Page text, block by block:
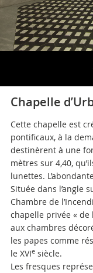
Naviga
Chapelle
Cette chapelle est
pontificaux, à la
destinèrent à une
mètres sur 4,40,
lunettes.
Située dans l’angle
Chambre de
chapelle privée « de
aux chambres
les papes comme
le XVIesiècle.
Les fresques